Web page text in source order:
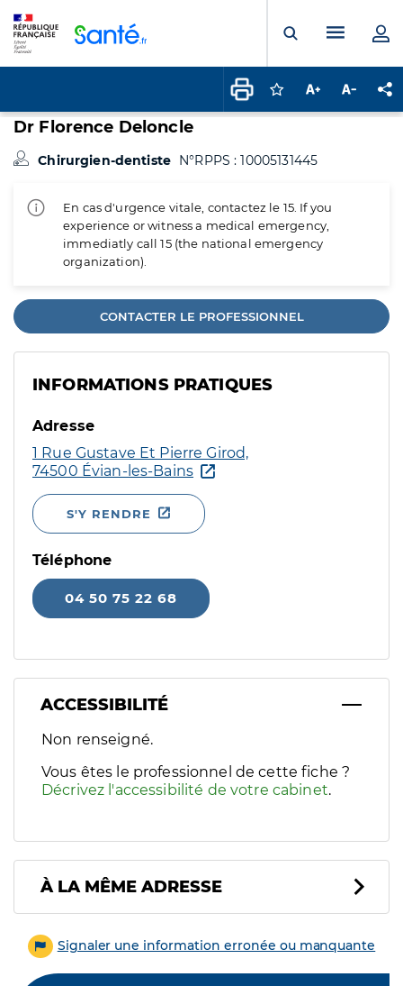
Ouvrir laMenu
Connectez-vous
Augmenter la
Dr Florence Deloncle
Chirurgien-dentiste N°RPPS : 10005131445
En cas d'urgence vitale, contactez le 15. If you
experience or witness a medical emergency,
immediatly call 15 (the national emergency
organization).
CONTACTER LE PROFESSIONNEL
INFORMATIONS PRATIQUES
Adresse
1 Rue Gustave Et Pierre Girod,
74500 Évian-les-Bains
S'Y RENDRE
Téléphone
04 50 75 22 68
ACCESSIBILITÉ
Filtres
Sélectionnez un ou plusieurs handicaps/besoins
Non renseigné.
Vous êtes le professionnel de cette fiche ?
Décrivez l'accessibilité de votre cabinet.
À LA MÊME ADRESSE
Signaler une information erronée ou manquante